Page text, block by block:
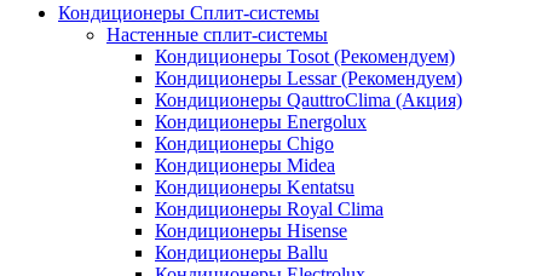
Кондиционеры Сплит-системы
Настенные сплит-системы
Кондиционеры Tosot (Рекомендуем)
Кондиционеры Lessar (Рекомендуем)
Кондиционеры QauttroClima (Акция)
Кондиционеры Energolux
Кондиционеры Chigo
Кондиционеры Midea
Кондиционеры Kentatsu
Кондиционеры Royal Clima
Кондиционеры Hisense
Кондиционеры Ballu